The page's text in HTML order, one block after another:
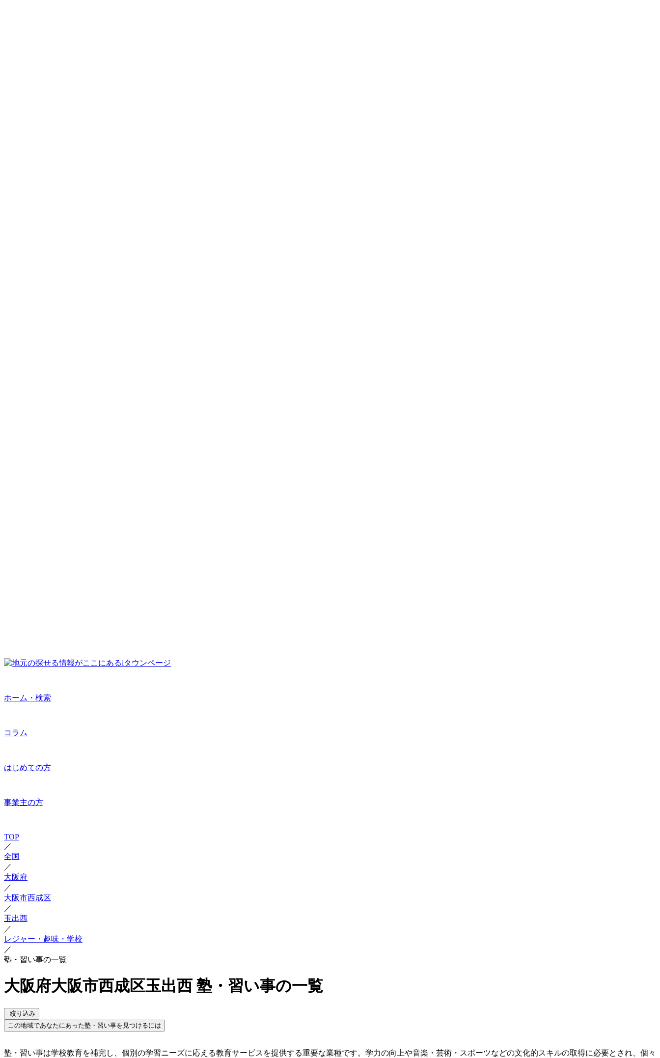
ホーム・検索
コラム
はじめての方
事業主の方
TOP
／
全国
／
大阪府
／
大阪市西成区
／
玉出西
／
レジャー・趣味・学校
／
塾・習い事の一覧
大阪府大阪市西成区玉出西 塾・習い事の一覧
絞り込み
この地域であなたにあった塾・習い事を見つけるには
塾・習い事は学校教育を補完し、個別の学習ニーズに応える教育サービスを提供する重要な業種です。学力の向上や音楽・芸術・スポーツなどの文化的スキルの取得に必要とされ、個々